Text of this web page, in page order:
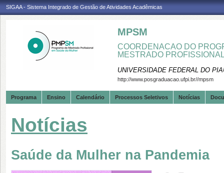
SIGAA - Sistema Integrado de Gestão de Atividades Acadêmicas
MPSM
COORDENACAO DO
MESTRADO
UNIVERSIDADE FEDERAL DO
http://www.posgraduacao.ufpi.br//mpsm
Programa Ensino Calendário Processos Seletivos Notícias
Notícias
Saúde da Mulher na Pandemia